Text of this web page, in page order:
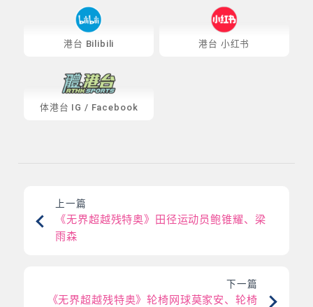
港台 Bilibili 港台 小红书
体港台 IG / Facebook
上一篇
《无界超越残特奥》田径运动员鲍锥耀、梁
雨森
下一篇
《无界超越残特奥》轮椅网球莫家安、轮椅